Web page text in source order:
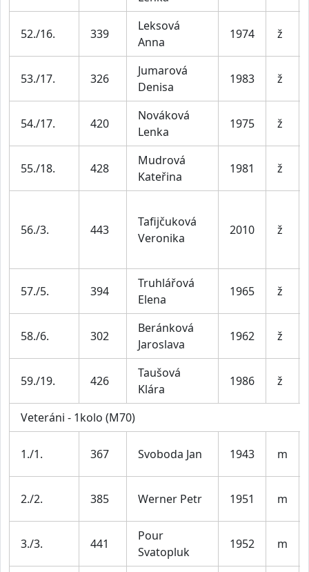
52./16. 339
Leksová
Anna
1974 ž
53./17. 326
Jumarová
Denisa
1983 ž
54./17. 420
Nováková
Lenka
1975 ž
55./18. 428
Mudrová
Kateřina
1981 ž
56./3. 443
Tafijčuková
Veronika
2010 ž
57./5. 394
Truhlářová
Elena
1965 ž
58./6. 302
Beránková
Jaroslava
1962 ž
59./19. 426
Taušová
Klára
1986 ž
Veteráni - 1kolo (M70)
1./1. 367 Svoboda Jan 1943 m
2./2. 385 Werner Petr 1951 m
3./3. 441
Pour
Svatopluk
1952 m